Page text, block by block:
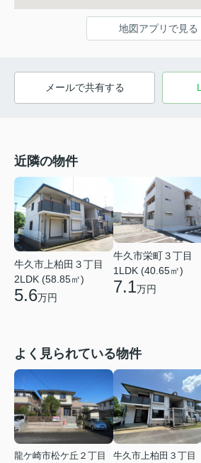
地図アプリで見る
メールで共有する
近隣の物件
牛久市上柏田３丁目
2LDK (58.85㎡)
5.6万円
牛久市栄町３丁目
1LDK (40.65㎡)
7.1万円
よく見られている物件
龍ケ崎市松ケ丘２丁目
牛久市上柏田３丁目